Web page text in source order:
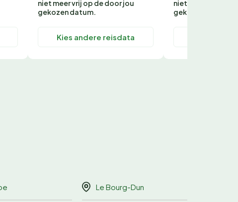
niet meer vrij op de door jou
gekozen datum.
Kies andere reisdata
niet meer vrij op
gekozen datum.
Le Bourg-Dun